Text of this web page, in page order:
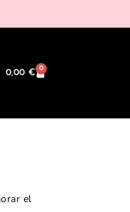
0,00 € 0
el